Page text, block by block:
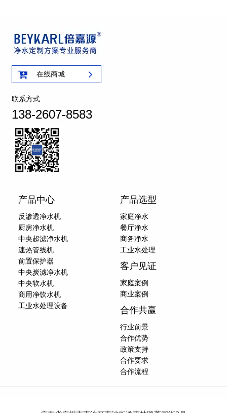
在线商城
联系方式
138-2607-8583
产品中心
反渗透净水机
厨房净水机
中央超滤净水机
速热管线机
前置保护器
中央炭滤净水机
中央软水机
商用净饮水机
工业水处理设备
产品选型
家庭净水
餐厅净水
商务净水
工业水处理
客户见证
家庭案例
商业案例
合作共赢
行业前景
合作优势
政策支持
合作要求
合作流程